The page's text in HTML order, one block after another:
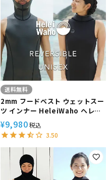
送料無料
2mm フードベスト ウェットスー
ツ インナー HeleiWaho ヘレイ
ワホ ダイビング サーフィン 防寒
男女兼用
¥9,980税込
3.50